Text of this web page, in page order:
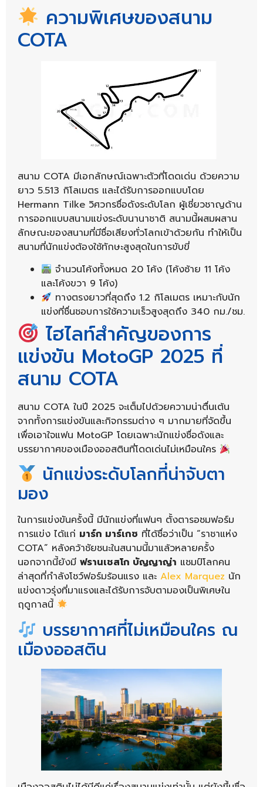
ความพิเศษของสนาม
COTA
สนาม COTA มีเอกลักษณ์เฉพาะตัวที่โดดเด่น ด้วยความ
ยาว 5.513 กิโลเมตร และได้รับการออกแบบโดย
Hermann Tilke วิศวกรชื่อดังระดับโลก ผู้เชี่ยวชาญด้าน
การออกแบบสนามแข่งระดับนานาชาติ สนามนี้ผสมผสาน
ลักษณะของสนามที่มีชื่อเสียงทั่วโลกเข้าด้วยกัน ทำให้เป็น
สนามที่นักแข่งต้องใช้ทักษะสูงสุดในการขับขี่
จำนวนโค้งทั้งหมด 20 โค้ง (โค้งซ้าย 11 โค้ง
และโค้งขวา 9 โค้ง)
ทางตรงยาวที่สุดถึง 1.2 กิโลเมตร เหมาะกับนัก
แข่งที่ชื่นชอบการใช้ความเร็วสูงสุดถึง 340 กม./ชม.
ไฮไลท์สำคัญของการ
แข่งขัน MotoGP 2025 ที่
สนาม COTA
สนาม COTA ในปี 2025 จะเต็มไปด้วยความน่าตื่นเต้น
จากทั้งการแข่งขันและกิจกรรมต่าง ๆ มากมายที่จัดขึ้น
เพื่อเอาใจแฟน MotoGP โดยเฉพาะนักแข่งชื่อดังและ
บรรยากาศของเมืองออสตินที่โดดเด่นไม่เหมือนใคร
นักแข่งระดับโลกที่น่าจับตา
มอง
ในการแข่งขันครั้งนี้ มีนักแข่งที่แฟนๆ ตั้งตารอชมฟอร์ม
การแข่ง ได้แก่ มาร์ก มาร์เกซ ที่ได้ชื่อว่าเป็น “ราชาแห่ง
COTA” หลังคว้าชัยชนะในสนามนี้มาแล้วหลายครั้ง
นอกจากนี้ยังมี ฟรานเชสโก บัญญาญ่า แชมป์โลกคน
ล่าสุดที่กำลังโชว์ฟอร์มร้อนแรง และ Alex Marquez นัก
แข่งดาวรุ่งที่มาแรงและได้รับการจับตามองเป็นพิเศษใน
ฤดูกาลนี้
บรรยากาศที่ไม่เหมือนใคร ณ
เมืองออสติน